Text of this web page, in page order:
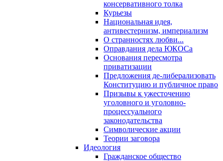
консервативного толка
Курьезы
Национальная идея,
антивестернизм, империализм
О странностях любви...
Оправдания дела ЮКОСа
Основания пересмотра
приватизации
Предложения де-либерализовать
Конституцию и публичное право
Призывы к ужесточению
уголовного и уголовно-
процессуального
законодательства
Символические акции
Теории заговора
Идеология
Гражданское общество